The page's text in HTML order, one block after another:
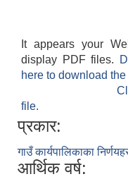
It appears your
display PDF files.
here to download
file.
प्रकार:
गाउँ कार्यपालिकाका
आर्थिक वर्ष: